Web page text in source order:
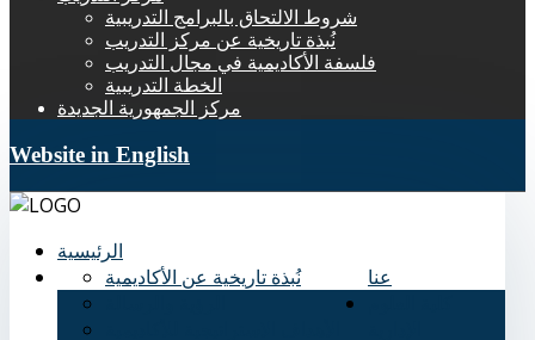
شروط الالتحاق بالبرامج التدريبية
نُبذة تاريخية عن مركز التدريب
فلسفة الأكاديمية في مجال التدريب
الخطة التدريبية
مركز الجمهورية الجديدة
Website in English
الرئيسية
عنا
نُبذة تاريخية عن الأكاديمية